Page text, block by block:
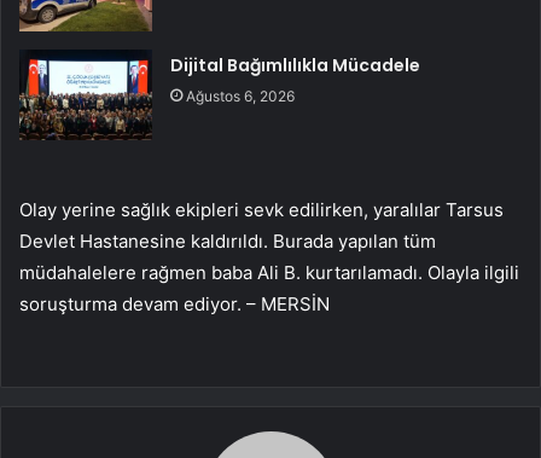
Dijital Bağımlılıkla Mücadele
Ağustos 6, 2026
Olay yerine sağlık ekipleri sevk edilirken, yaralılar Tarsus
Devlet Hastanesine kaldırıldı. Burada yapılan tüm
müdahalelere rağmen baba Ali B. kurtarılamadı. Olayla ilgili
soruşturma devam ediyor. – MERSİN